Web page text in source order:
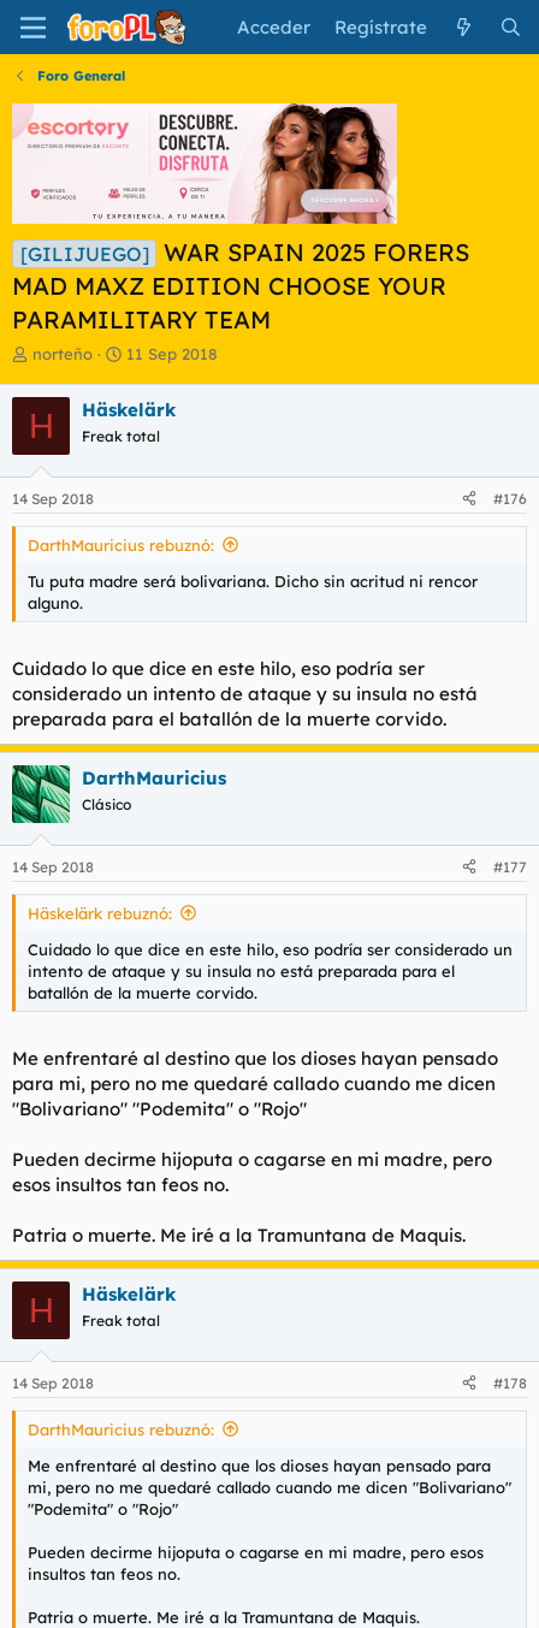
Acceder Regístrate
Foro General
[GILIJUEGO]
WAR SPAIN 2025 FORERS
MAD MAXZ EDITION CHOOSE YOUR
PARAMILITARY TEAM
I
i
c
i
a
d
o
r
d
l
t
a
norteño
F
h
a
e
n
i
i
11 Sep 2018
H Häskelärk
Freak total
14 Sep 2018 #176
DarthMauricius rebuznó:
Tu puta madre será bolivariana. Dicho sin acritud ni rencor
alguno.
Cuidado lo que dice en este hilo, eso podría ser
considerado un intento de ataque y su insula no está
preparada para el batallón de la muerte corvido.
DarthMauricius
Clásico
14 Sep 2018 #177
Häskelärk rebuznó:
Cuidado lo que dice en este hilo, eso podría ser considerado un
intento de ataque y su insula no está preparada para el
batallón de la muerte corvido.
Me enfrentaré al destino que los dioses hayan pensado
para mi, pero no me quedaré callado cuando me dicen
"Bolivariano" "Podemita" o "Rojo"
Pueden decirme hijoputa o cagarse en mi madre, pero
esos insultos tan feos no.
Patria o muerte. Me iré a la Tramuntana de Maquis.
H Häskelärk
Freak total
14 Sep 2018 #178
DarthMauricius rebuznó:
Me enfrentaré al destino que los dioses hayan pensado para
mi, pero no me quedaré callado cuando me dicen "Bolivariano"
"Podemita" o "Rojo"
Pueden decirme hijoputa o cagarse en mi madre, pero esos
insultos tan feos no.
Patria o muerte. Me iré a la Tramuntana de Maquis.